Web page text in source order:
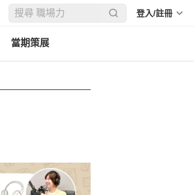
登入/註冊
當期策展